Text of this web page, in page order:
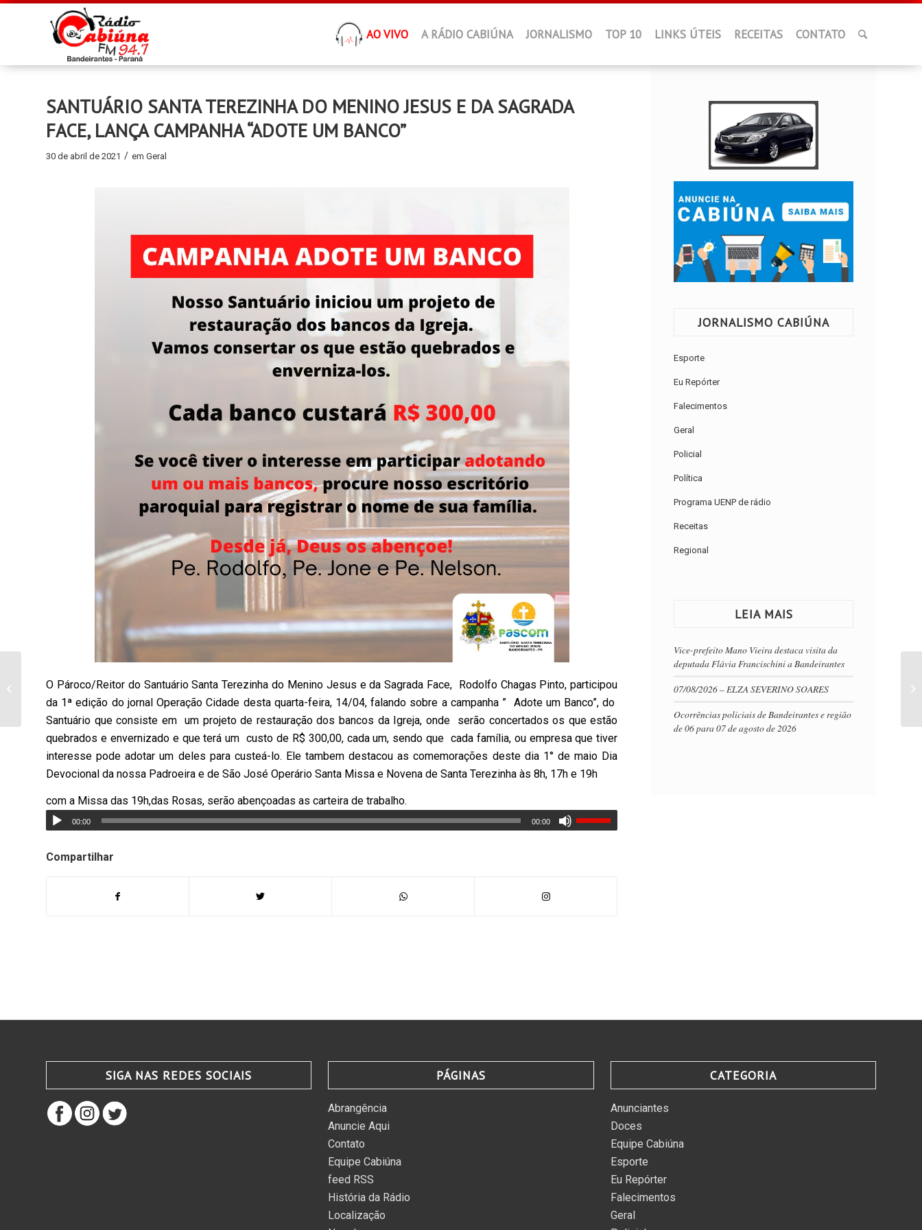
AO VIVO A RÁDIO CABIÚNA JORNALISMO TOP 10 LINKS ÚTEIS RECEITAS CONTATO
SANTUÁRIO SANTA TEREZINHA DO MENINO JESUS E DA SAGRADA
FACE, LANÇA CAMPANHA “ADOTE UM BANCO”
30 de abril de 2021 / em Geral
O Pároco/Reitor do Santuário Santa Terezinha do Menino Jesus e da Sagrada Face, Rodolfo Chagas Pinto, participou
da 1ª edição do jornal Operação Cidade desta quarta-feira, 14/04, falando sobre a campanha ” Adote um Banco”, do
Santuário que consiste em um projeto de restauração dos bancos da Igreja, onde serão concertados os que estão
quebrados e envernizado e que terá um custo de R$ 300,00, cada um, sendo que cada família, ou empresa que tiver
interesse pode adotar um deles para custeá-lo. Ele tambem destacou as comemorações deste dia 1° de maio Dia
Devocional da nossa Padroeira e de São José Operário Santa Missa e Novena de Santa Terezinha às 8h, 17h e 19h
com a Missa das 19h,das Rosas, serão abençoadas as carteira de trabalho.
00:00 00:00
Compartilhar
JORNALISMO CABIÚNA
Esporte
Eu Repórter
Falecimentos
Geral
Policial
Política
Programa UENP de rádio
Receitas
Regional
LEIA MAIS
Vice-prefeito Mano Vieira destaca visita da
deputada Flávia Francischini a Bandeirantes
07/08/2026 – ELZA SEVERINO SOARES
Ocorrências policiais de Bandeirantes e região
de 06 para 07 de agosto de 2026
SIGA NAS REDES SOCIAIS PÁGINAS
Abrangência
Anuncie Aqui
Contato
Equipe Cabiúna
feed RSS
História da Rádio
Localização
CATEGORIA
Anunciantes
Doces
Equipe Cabiúna
Esporte
Eu Repórter
Falecimentos
Geral
acompanhamento
diário, quinta-feira,
Coronavírus...